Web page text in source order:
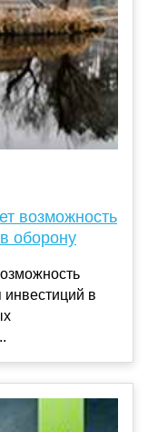
возможность
оборону
инвестиций в